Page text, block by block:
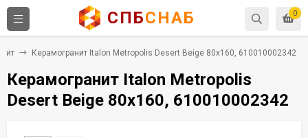
0
СПБСНАБ
Керамогранит Italon Metropolis Desert Beige 80x160, 610010002342
Керамогранит Italon Metropolis
Desert Beige 80x160, 610010002342